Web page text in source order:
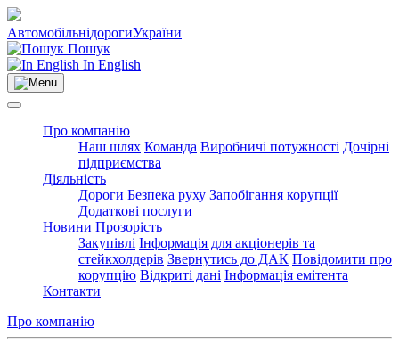
АвтомобільнідорогиУкраїни
Пошук
In English
Про компанію
Наш шлях Команда Виробничі потужності Дочірні
підприємства
Діяльність
Дороги Безпека руху Запобігання корупції
Додаткові послуги
Новини Прозорість
Закупівлі Інформація для акціонерів та
стейкхолдерів Звернутись до ДАК Повідомити про
корупцію Відкриті дані Інформація емітента
Контакти
Про компанію